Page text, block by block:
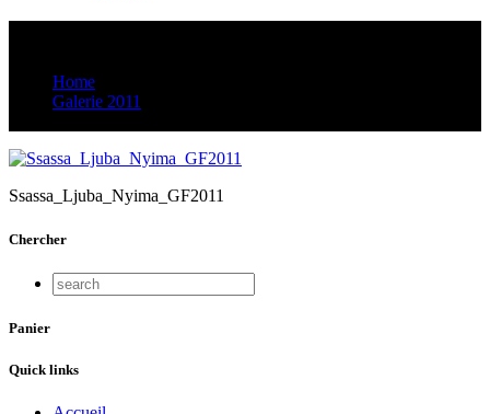
Home
Galerie 2011
Ssassa_Ljuba_Nyima_GF2011
Chercher
Panier
Quick links